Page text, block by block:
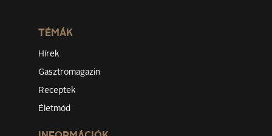
TÉMÁK
Hírek
Gasztromagazin
Receptek
Életmód